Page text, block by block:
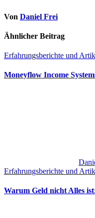
Von Daniel Frei
Ähnlicher Beitrag
Erfahrungsberichte und
Moneyflow Income
Erfahrungsberichte und
Warum Geld nicht Alles